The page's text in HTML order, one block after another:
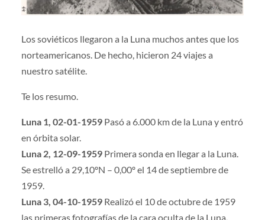
Los soviéticos llegaron a la Luna muchos antes que los
norteamericanos. De hecho, hicieron 24 viajes a
nuestro satélite.
Te los resumo.
Luna 1, 02-01-1959Pasó a 6.000 km de la Luna y entró
en órbita solar.
Luna 2, 12-09-1959 Primera sonda en llegar a la Luna.
Se estrelló a 29,10ºN – 0,00º el 14 de septiembre de
1959.
Luna 3, 04-10-1959Realizó el 10 de octubre de 1959
las primeras fotografías de la cara oculta de la Luna.